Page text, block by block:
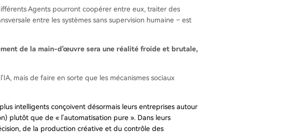
Agents pourront coopérer entre eux, traiter des
entre les systèmes sans supervision humaine – est
de la main-d'œuvre sera une réalité froide et brutale,
mais de faire en sorte que les mécanismes sociaux
intelligents conçoivent désormais leurs entreprises autour
plutôt que de « l'automatisation pure ». Dans leurs
de la production créative et du contrôle des